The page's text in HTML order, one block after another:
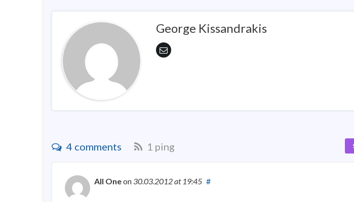
George Kissandrakis
4 comments 1 ping
All Oneon 30.03.2012at 19:45 #